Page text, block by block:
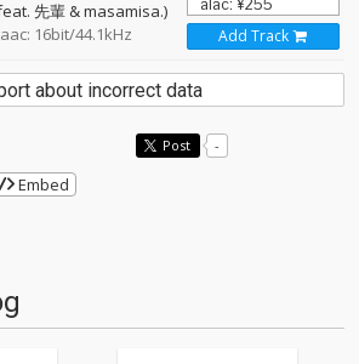
先輩 & masamisa.)
16bit/44.1kHz
Add Track
about incorrect data
Post -
Embed